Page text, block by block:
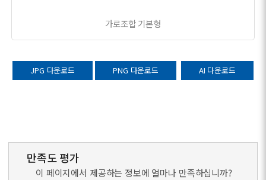
가로조합 기본형
JPG 다운로드 PNG 다운로드 AI 다운로드
만족도 평가
이 페이지에서 제공하는 정보에 얼마나 만족하십니까?